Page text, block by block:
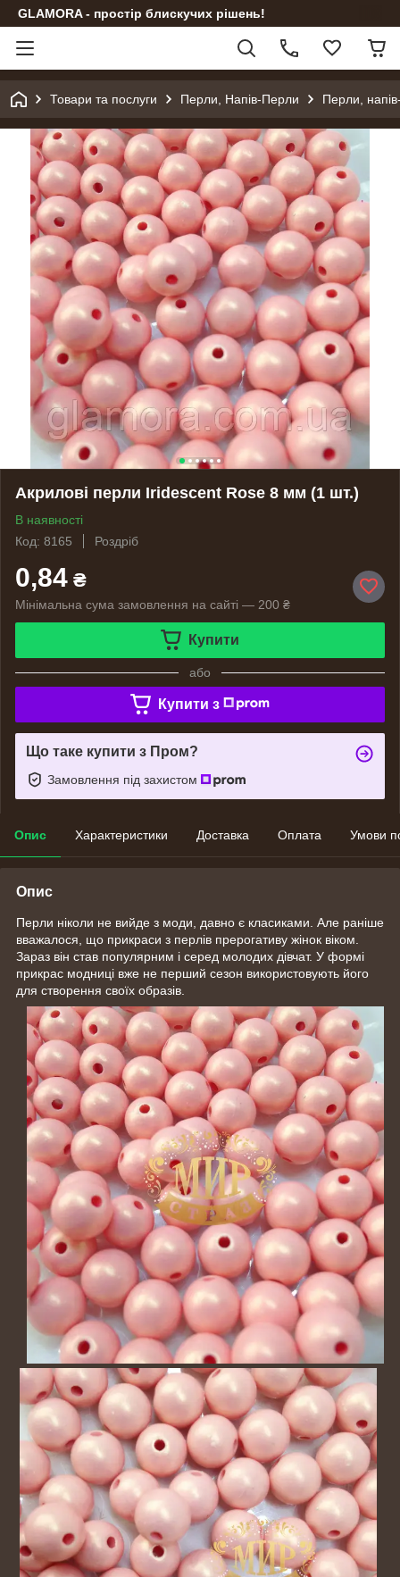
GLAMORA - простір блискучих рішень!
Товари та послуги Перли, Напів-Перли Перли,
Акрилові перли Iridescent Rose 8 мм (1 шт.)
В наявності
Код: 8165
Роздріб
0,84 ₴
Мінімальна сума замовлення на сайті — 200 ₴
Купити
або
Купити з
Що таке купити з Пром?
Замовлення під захистом
Опис Характеристики Доставка Оплата Умови
Опис
Перли ніколи не вийде з моди, давно є класиками. Але раніше
вважалося, що прикраси з перлів прерогативу жінок віком.
Зараз він став популярним і серед молодих дівчат. У формі
прикрас модниці вже не перший сезон використовують його
для створення своїх образів.